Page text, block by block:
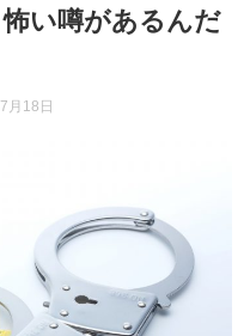
い噂があるんだ
月18日